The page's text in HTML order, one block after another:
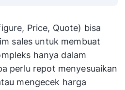
Price, Quote) bisa
sales untuk membuat
hanya dalam
perlu repot menyesuaikan
mengecek harga